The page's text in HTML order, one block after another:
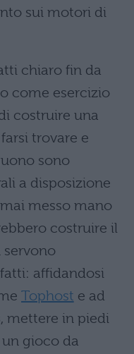
sui motori di
chiaro fin da
come esercizio
costruire una
trovare e
sono
a disposizione
messo mano
costruire il
affidandosi
Tophost e ad
, mettere in piedi
gioco da